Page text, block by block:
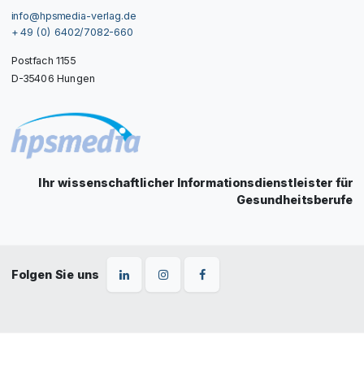
info@hpsmedia-verlag.de
+ 49 (0) 6402/7082-660
Postfach 1155
D-35406 Hungen
Ihr wissenschaftlicher Informationsdienstleister für
Gesundheitsberufe
Folgen Sie uns